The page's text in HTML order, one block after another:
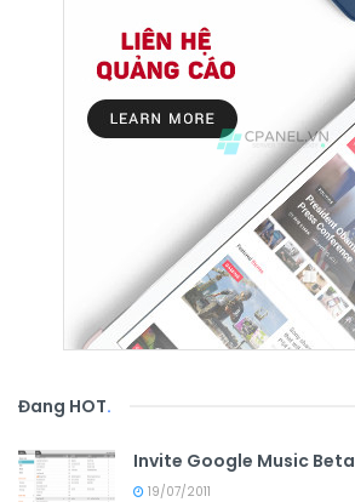
Đang HOT.
Invite Google Music Beta
19/07/2011